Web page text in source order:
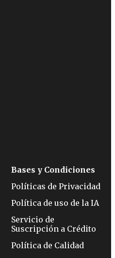
Bases y Condiciones
Políticas de Privacidad
Política de uso de la IA
Servicio de
Suscripción a Crédito
Política de Calidad